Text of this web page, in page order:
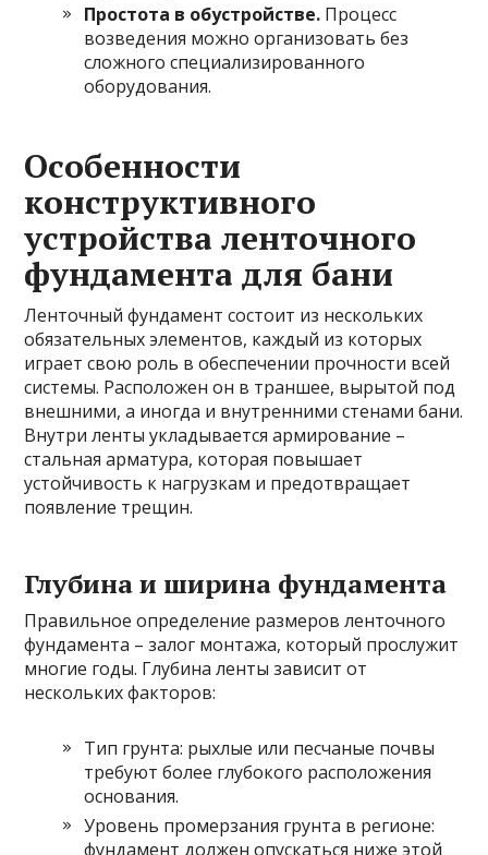
Простота в обустройстве. Процесс
возведения можно организовать без
сложного специализированного
оборудования.
Особенности
конструктивного
устройства ленточного
фундамента для бани
Ленточный фундамент состоит из нескольких
обязательных элементов, каждый из которых
играет свою роль в обеспечении прочности всей
системы. Расположен он в траншее, вырытой под
внешними, а иногда и внутренними стенами бани.
Внутри ленты укладывается армирование –
стальная арматура, которая повышает
устойчивость к нагрузкам и предотвращает
появление трещин.
Глубина и ширина фундамента
Правильное определение размеров ленточного
фундамента – залог монтажа, который прослужит
многие годы. Глубина ленты зависит от
нескольких факторов:
Тип грунта: рыхлые или песчаные почвы
требуют более глубокого расположения
основания.
Уровень промерзания грунта в регионе:
фундамент должен опускаться ниже этой